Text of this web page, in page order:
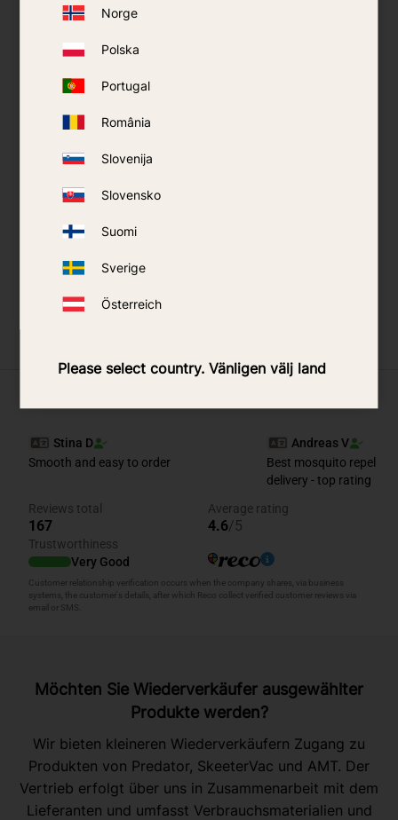
Norge
Polska
Portugal
România
Slovenija
Slovensko
Suomi
Sverige
Österreich
Please select country. Vänligen välj land
Predator/Skeetervac
KAUFEN
Möchten Sie Wiederverkäufer ausgewählter
Produkte werden?
Wir bieten kleineren Wiederverkäufern Zugang zu
Produkten von Predator, SkeeterVac und AMT. Der
Vertrieb erfolgt über uns in Zusammenarbeit mit dem
Lieferanten und umfasst Verbrauchsmaterialien und